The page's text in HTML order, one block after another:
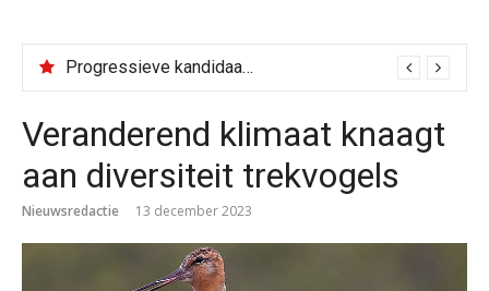
Progressieve kandidaat El-Sayed senaatskandidaat Michigan
Veranderend klimaat knaagt
aan diversiteit trekvogels
Nieuwsredactie 13 december 2023